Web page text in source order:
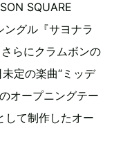
SQUARE
ングル『サヨナラ
らにクラムボンの
定の楽曲“ミッデ
オープニングテー
して制作したオー